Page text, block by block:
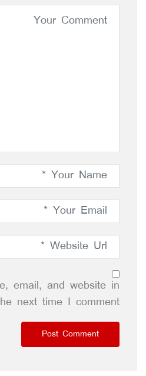
email, and website in
next time I comment.